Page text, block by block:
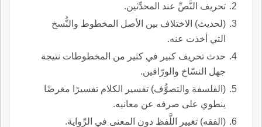
تحريف النَّصِّ عند المحدِّثين.
(لحديث) الاختلاف بين الأصل المخطوط والنُّسخ
التي أخذت عنه.
حدث تحريف كبير في كثير من المخطوطات نتيجة
جهل النسّاخ والورّاقين.
(الفلسفة والتصوُّف) تفسير الكلام تفسيرًا مغرضًا
ينطوي على صرفه عن معانيه.
(الفقه) تغيير اللَّفظ دون المعنى في الرِّواية.